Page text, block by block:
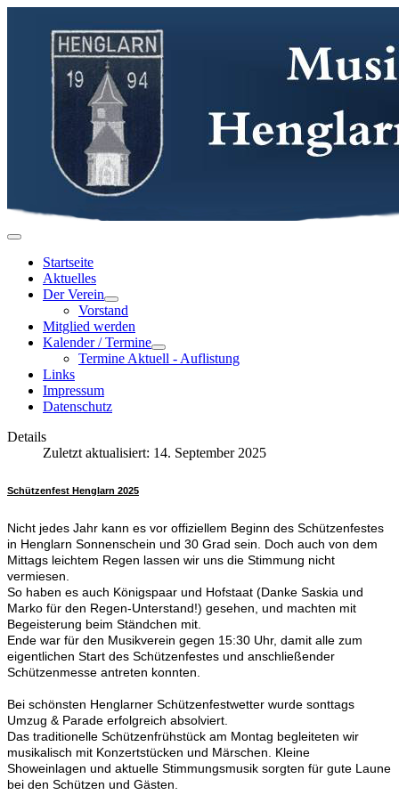
Startseite
Aktuelles
Der Verein
Vorstand
Mitglied werden
Kalender / Termine
Termine Aktuell - Auflistung
Links
Impressum
Datenschutz
Details
Zuletzt aktualisiert: 14. September 2025
Schützenfest Henglarn 2025
Nicht jedes Jahr kann es vor offiziellem Beginn des Schützenfestes
in Henglarn Sonnenschein und 30 Grad sein. Doch auch von dem
Mittags leichtem Regen lassen wir uns die Stimmung nicht
vermiesen.
So haben es auch Königspaar und Hofstaat (Danke Saskia und
Marko für den Regen-Unterstand!) gesehen, und machten mit
Begeisterung beim Ständchen mit.
Ende war für den Musikverein gegen 15:30 Uhr, damit alle zum
eigentlichen Start des Schützenfestes und anschließender
Schützenmesse antreten konnten.
Bei schönsten Henglarner Schützenfestwetter wurde sonttags
Umzug & Parade erfolgreich absolviert.
Das traditionelle Schützenfrühstück am Montag begleiteten wir
musikalisch mit Konzertstücken und Märschen. Kleine
Showeinlagen und aktuelle Stimmungsmusik sorgten für gute Laune
bei den Schützen und Gästen.